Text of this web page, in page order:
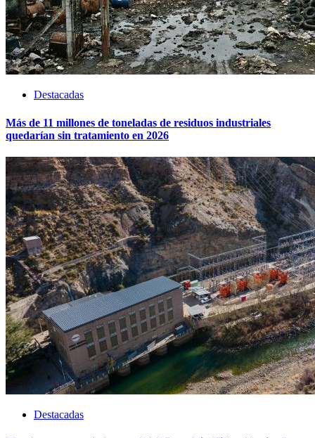
Destacadas
Más de 11 millones de toneladas de residuos industriales
quedarían sin tratamiento en 2026
Destacadas